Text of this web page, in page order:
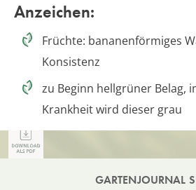
Anzeichen:
Früchte: bananenförmiges
Konsistenz
zu Beginn hellgrüner Belag,
Krankheit wird dieser grau
GARTENJOURNAL